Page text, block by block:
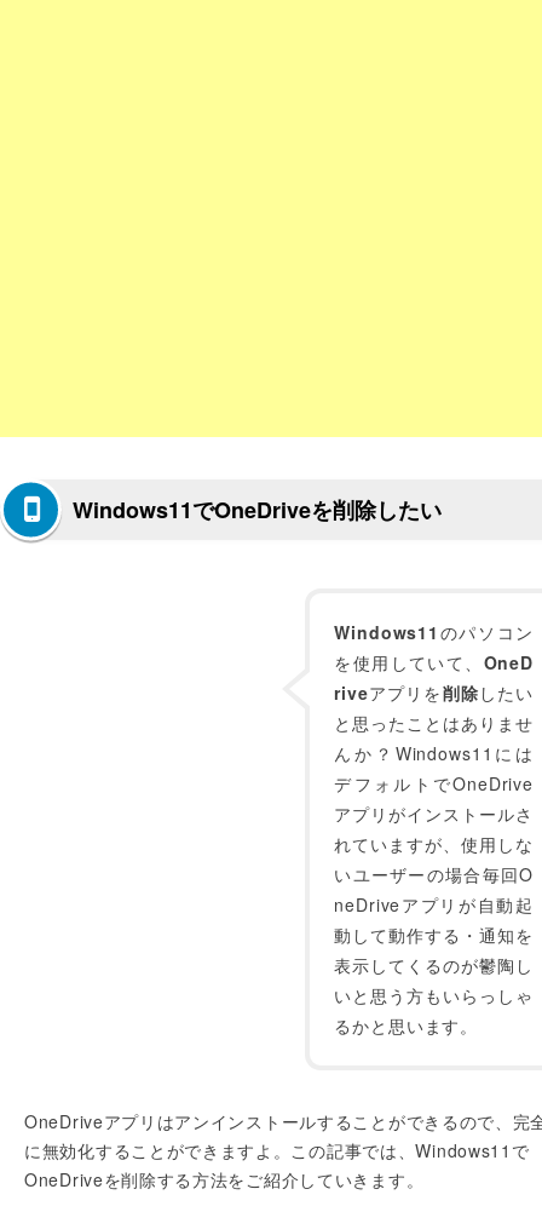
Windows11でOneDriveを削除したい
Windows11 のパソコン
を使用していて、 OneD
riveアプリを削除 したい
と思ったことはありませ
んか？Windows11には
デフォルトでOneDrive
アプリがインストールさ
れていますが、使用しな
いユーザーの場合毎回O
neDriveアプリが自動起
動して動作する・通知を
表示してくるのが鬱陶し
いと思う方もいらっしゃ
るかと思います。
OneDriveアプリはアンインストールすることができるので、完
に無効化することができますよ。この記事では、Windows11で
OneDriveを削除する方法をご紹介していきます。